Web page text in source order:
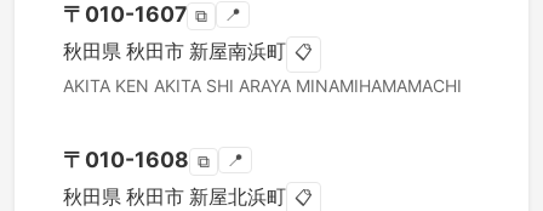
〒 010-1607 ⧉ 📍
秋田県 秋田市 新屋南浜町 📋
AKITA KEN AKITA SHI ARAYA MINAMIHAMAMACHI
〒 010-1608 ⧉ 📍
秋田県 秋田市 新屋北浜町 📋